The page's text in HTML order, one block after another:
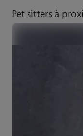
Pet sitters à